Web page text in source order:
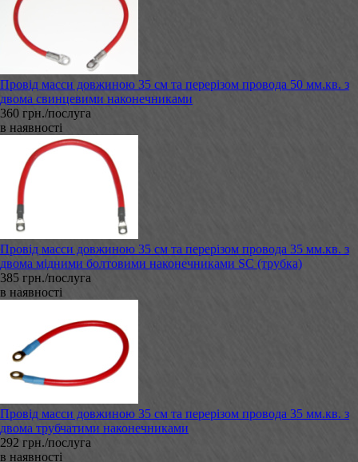
Провід масси довжиною 35 см та перерізом провода 50 мм.кв. з
двома свинцевими наконечниками
360 грн./послуга
в наявності
Провід масси довжиною 35 см та перерізом провода 35 мм.кв. з
двома мідними болтовими наконечниками SC (трубка)
385 грн./послуга
в наявності
Провід масси довжиною 35 см та перерізом провода 35 мм.кв. з
двома трубчатими наконечниками
292 грн./послуга
в наявності